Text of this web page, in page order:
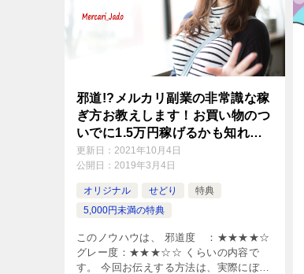
邪道!?メルカリ副業の非常識な稼
ぎ方お教えします！お買い物のつ
いでに1.5万円稼げるかも知れな
い？メルカリ副業を大公開！
更新日： 2021年10月4日
公開日： 2019年3月4日
オリジナル せどり
特典
5,000円未満の特典
このノウハウは、 邪道度 ：★★★★☆
グレー度：★★★☆☆ くらいの内容で
す。 今回お伝えする方法は、実際にぼく